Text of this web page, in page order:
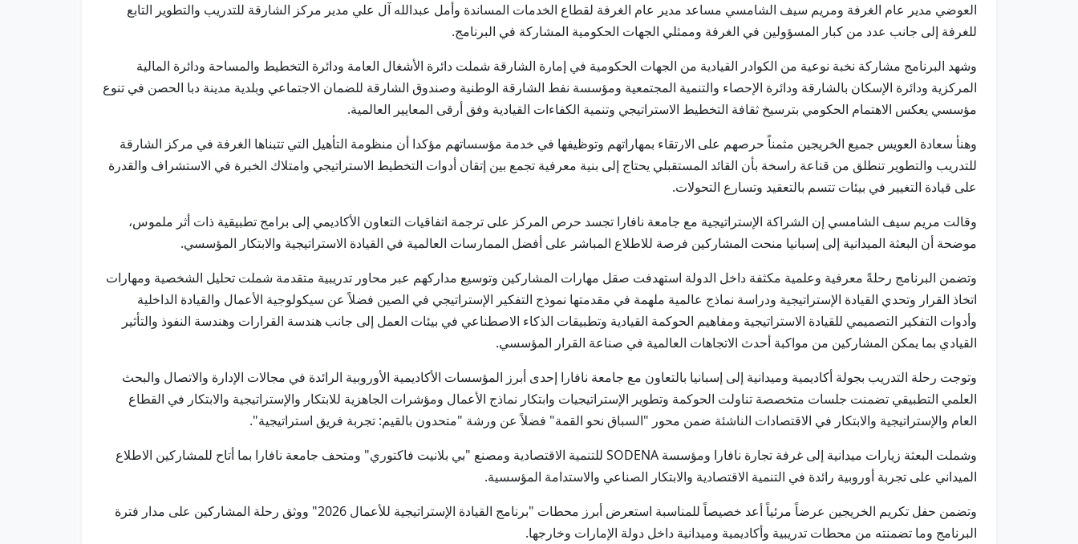
العوضي مدير عام الغرفة ومريم سيف الشامسي مساعد مدير عام الغرفة لقطاع الخدمات المساندة وأمل عبدالله آل علي مدير مركز الشارقة للتدريب والتطوير التابع
للغرفة إلى جانب عدد من كبار المسؤولين في الغرفة وممثلي الجهات الحكومية المشاركة في البرنامج.
وشهد البرنامج مشاركة نخبة نوعية من الكوادر القيادية من الجهات الحكومية في إمارة الشارقة شملت دائرة الأشغال العامة ودائرة التخطيط والمساحة ودائرة المالية
المركزية ودائرة الإسكان بالشارقة ودائرة الإحصاء والتنمية المجتمعية ومؤسسة نفط الشارقة الوطنية وصندوق الشارقة للضمان الاجتماعي وبلدية مدينة دبا الحصن في تنوع
مؤسسي يعكس الاهتمام الحكومي بترسيخ ثقافة التخطيط الاستراتيجي وتنمية الكفاءات القيادية وفق أرقى المعايير العالمية.
وهنأ سعادة العويس جميع الخريجين مثمناً حرصهم على الارتقاء بمهاراتهم وتوظيفها في خدمة مؤسساتهم مؤكدا أن منظومة التأهيل التي تتبناها الغرفة في مركز الشارقة
للتدريب والتطوير تنطلق من قناعة راسخة بأن القائد المستقبلي يحتاج إلى بنية معرفية تجمع بين إتقان أدوات التخطيط الاستراتيجي وامتلاك الخبرة في الاستشراف والقدرة
على قيادة التغيير في بيئات تتسم بالتعقيد وتسارع التحولات.
وقالت مريم سيف الشامسي إن الشراكة الإستراتيجية مع جامعة نافارا تجسد حرص المركز على ترجمة اتفاقيات التعاون الأكاديمي إلى برامج تطبيقية ذات أثر ملموس،
موضحة أن البعثة الميدانية إلى إسبانيا منحت المشاركين فرصة للاطلاع المباشر على أفضل الممارسات العالمية في القيادة الاستراتيجية والابتكار المؤسسي.
وتضمن البرنامج رحلةً معرفية وعلمية مكثفة داخل الدولة استهدفت صقل مهارات المشاركين وتوسيع مداركهم عبر محاور تدريبية متقدمة شملت تحليل الشخصية ومهارات
اتخاذ القرار وتحدي القيادة الإستراتيجية ودراسة نماذج عالمية ملهمة في مقدمتها نموذج التفكير الإستراتيجي في الصين فضلاً عن سيكولوجية الأعمال والقيادة الداخلية
وأدوات التفكير التصميمي للقيادة الاستراتيجية ومفاهيم الحوكمة القيادية وتطبيقات الذكاء الاصطناعي في بيئات العمل إلى جانب هندسة القرارات وهندسة النفوذ والتأثير
القيادي بما يمكن المشاركين من مواكبة أحدث الاتجاهات العالمية في صناعة القرار المؤسسي.
وتوجت رحلة التدريب بجولة أكاديمية وميدانية إلى إسبانيا بالتعاون مع جامعة نافارا إحدى أبرز المؤسسات الأكاديمية الأوروبية الرائدة في مجالات الإدارة والاتصال والبحث
العلمي التطبيقي تضمنت جلسات متخصصة تناولت الحوكمة وتطوير الإستراتيجيات وابتكار نماذج الأعمال ومؤشرات الجاهزية للابتكار والإستراتيجية والابتكار في القطاع
العام والإستراتيجية والابتكار في الاقتصادات الناشئة ضمن محور "السباق نحو القمة" فضلاً عن ورشة "متحدون بالقيم: تجربة فريق استراتيجية".
وشملت البعثة زيارات ميدانية إلى غرفة تجارة نافارا ومؤسسة SODENA للتنمية الاقتصادية ومصنع "بي بلانيت فاكتوري" ومتحف جامعة نافارا بما أتاح للمشاركين الاطلاع
الميداني على تجربة أوروبية رائدة في التنمية الاقتصادية والابتكار الصناعي والاستدامة المؤسسية.
وتضمن حفل تكريم الخريجين عرضاً مرئياً أعد خصيصاً للمناسبة استعرض أبرز محطات "برنامج القيادة الإستراتيجية للأعمال 2026" ووثق رحلة المشاركين على مدار فترة
البرنامج وما تضمنته من محطات تدريبية وأكاديمية وميدانية داخل دولة الإمارات وخارجها.